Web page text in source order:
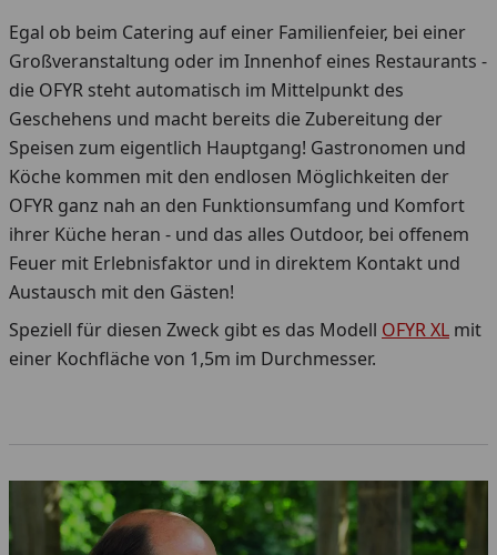
Egal ob beim Catering auf einer Familienfeier, bei einer
Großveranstaltung oder im Innenhof eines Restaurants -
die OFYR steht automatisch im Mittelpunkt des
Geschehens und macht bereits die Zubereitung der
Speisen zum eigentlich Hauptgang! Gastronomen und
Köche kommen mit den endlosen Möglichkeiten der
OFYR ganz nah an den Funktionsumfang und Komfort
ihrer Küche heran - und das alles Outdoor, bei offenem
Feuer mit Erlebnisfaktor und in direktem Kontakt und
Austausch mit den Gästen!
Speziell für diesen Zweck gibt es das Modell OFYR XL mit
einer Kochfläche von 1,5m im Durchmesser.